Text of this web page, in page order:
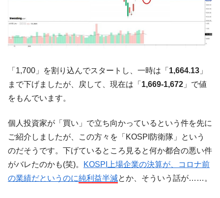
ル」まで拡大 ⇒ 海外資金の動きに強く左右される状態
『Money1』
韓国･帰ってきた李在明。李在明を支持しな
い「50.5％」に上昇
『Money1』
断
『Money1』
韓国･警察職員が「丸刈りになって抗議活
動」
国の過剰生産が世界を蝕む。
『Money1』
韓国製造業「半導体絶好調」のウラで他業
種は全般的「不調」⇒ PSIが示す現況は決して良くない。
『Money1』
【米韓激突案件】韓国消費者院が『クーパ
ン』1人当たり賠償10万ウォンを認定 ⇒ 総額3兆7,000億
「1,700」を割り込んでスタートし、一時は「 1,664.13 」
まで下げましたが、戻して、現在は「 1,669-1,672 」で値
をもんでいます。
個人投資家が「買い」で立ち向かっているという件を先に
ご紹介しましたが、この方々を「KOSPI防衛隊」という
のだそうです。下げているところ見ると何か都合の悪い件
がバレたのかも(笑)。
KOSPI上場企業の決算が、コロナ前
の業績だというのに純利益半減とか、そういう話が……。